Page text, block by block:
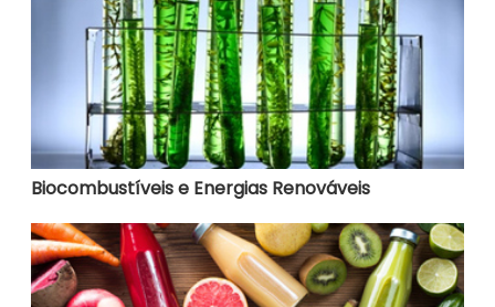
Biocombustíveis e Energias Renováveis